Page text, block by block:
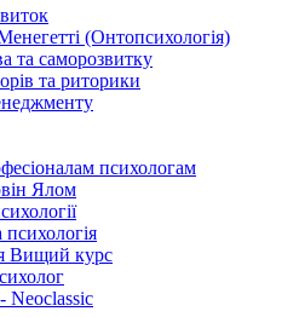
(Онтопсихологія)
та саморозвитку
та риторики
психологам
Ялом
Вищий курс
Neoclassic